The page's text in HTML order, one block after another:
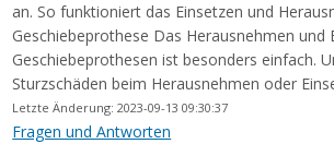
an. So funktioniert das Einsetzen und
Geschiebeprothese Das Herausnehmen und
Geschiebeprothesen ist besonders einfach.
Sturzschäden beim Herausnehmen oder
Letzte Änderung: 2023-09-13 09:30:37
Fragen und Antworten